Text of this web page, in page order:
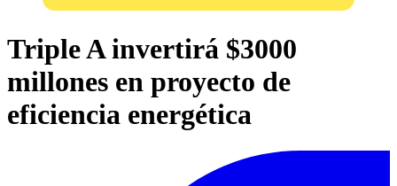
Triple A invertirá $3000
millones en proyecto de
eficiencia energética